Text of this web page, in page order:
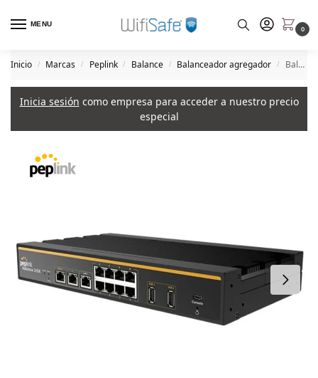
MENU
0
Inicio / Marcas / Peplink / Balance / Balanceador agregador / Balance 310X (Global*)
Inicia sesión como empresa para acceder a nuestro precio
especial